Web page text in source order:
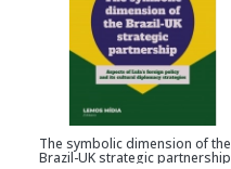
The symbolic dimension of the
Brazil-UK strategic